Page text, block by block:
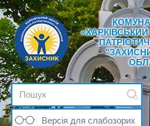
Версія для слабозорих